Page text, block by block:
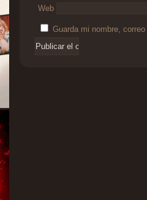
Web
Guarda mi nombre,